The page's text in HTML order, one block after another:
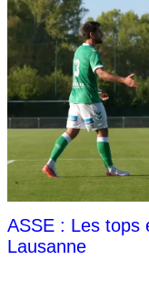
ASSE : Les tops
Lausanne